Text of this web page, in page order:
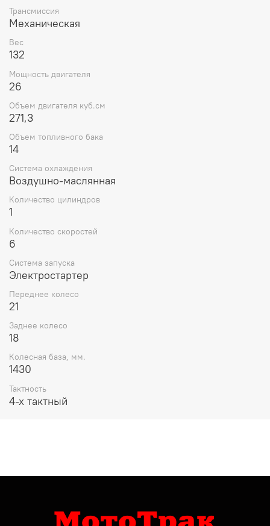
Трансмиссия
Механическая
Вес
132
Мощность двигателя
26
Объем двигателя куб.см
271,3
Объем топливного бака
14
Система охлаждения
Воздушно-маслянная
Количество цилиндров
1
Количество скоростей
6
Система запуска
Электростартер
Переднее колесо
21
Заднее колесо
18
Колесная база, мм.
1430
Тактность
4-x тактный